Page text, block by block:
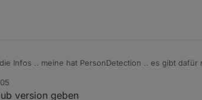
Infos .. meine hat PersonDetection .. es gibt
Alarm für die Personenerkennung .. ist aber
version geben